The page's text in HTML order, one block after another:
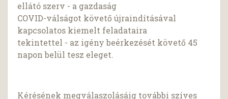
ellátó szerv - a gazdaság
COVID-válságot követő újraindításával
kapcsolatos kiemelt feladataira
tekintettel - az igény beérkezését követő 45
napon belül tesz eleget.
Kérésének megválaszolásáig további szíves